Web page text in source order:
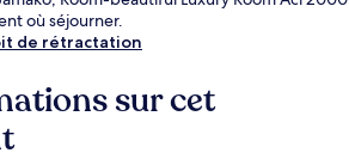
où séjourner.
de rétractation
sur cet